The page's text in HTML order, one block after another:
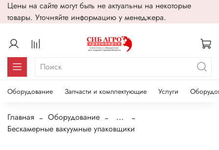
Цены на сайте могут быть не актуальны на некоторые
товары. Уточняйте информацию у менеджера.
Оборудование Запчасти и комплектующие Услуги
Главная Оборудование
...
Бескамерные вакуумные упаковщики